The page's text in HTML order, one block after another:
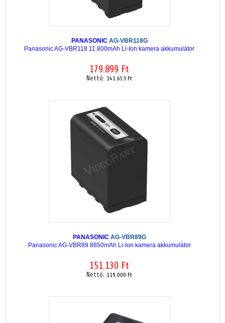
PANASONIC AG-VBR118G
Panasonic AG-VBR118 11.800mAh Li-Ion kamera akkumulátor
179.899 Ft
Nettó: 141.653 Ft
PANASONIC AG-VBR89G
Panasonic AG-VBR89 8850mAh Li-Ion kamera akkumulátor
151.130 Ft
Nettó: 119.000 Ft